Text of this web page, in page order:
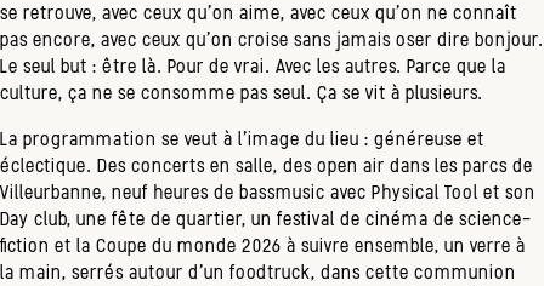
se retrouve, avec ceux qu'on aime, avec ceux qu'on ne connaît
pas encore, avec ceux qu'on croise sans jamais oser dire bonjour.
Le seul but : être là. Pour de vrai. Avec les autres. Parce que la
culture, ça ne se consomme pas seul. Ça se vit à plusieurs.
La programmation se veut à l'image du lieu : généreuse et
éclectique. Des concerts en salle, des open air dans les parcs de
Villeurbanne, neuf heures de bassmusic avec Physical Tool et son
Day club, une fête de quartier, un festival de cinéma de science-
fiction et la Coupe du monde 2026 à suivre ensemble, un verre à
la main, serrés autour d'un foodtruck, dans cette communion